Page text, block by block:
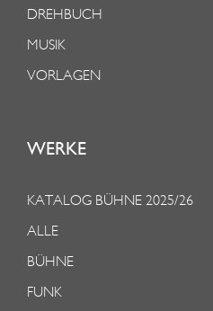
DREHBUCH
MUSIK
VORLAGEN
WERKE
KATALOG BÜHNE 2025/26
ALLE
BÜHNE
FUNK